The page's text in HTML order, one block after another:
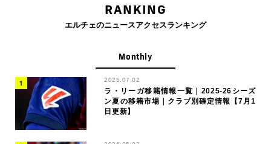
RANKING
エルチェのニュースアクセスランキング
Monthly
2025.07.02
ラ・リーガ移籍情報一覧｜2025-26シーズ
ン夏の移籍市場｜クラブ別確定情報【7月1
日更新】